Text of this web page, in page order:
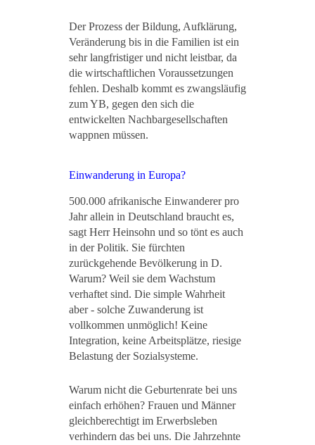
Der Prozess der Bildung, Aufklärung,
Veränderung bis in die Familien ist ein
sehr langfristiger und nicht leistbar, da
die wirtschaftlichen Voraussetzungen
fehlen. Deshalb kommt es zwangsläufig
zum YB, gegen den sich die
entwickelten Nachbargesellschaften
wappnen müssen.
Einwanderung in Europa?
500.000 afrikanische Einwanderer pro
Jahr allein in Deutschland braucht es,
sagt Herr Heinsohn und so tönt es auch
in der Politik. Sie fürchten
zurückgehende Bevölkerung in D.
Warum? Weil sie dem Wachstum
verhaftet sind. Die simple Wahrheit
aber - solche Zuwanderung ist
vollkommen unmöglich! Keine
Integration, keine Arbeitsplätze, riesige
Belastung der Sozialsysteme.
Warum nicht die Geburtenrate bei uns
einfach erhöhen? Frauen und Männer
gleichberechtigt im Erwerbsleben
verhindern das bei uns. Die Jahrzehnte